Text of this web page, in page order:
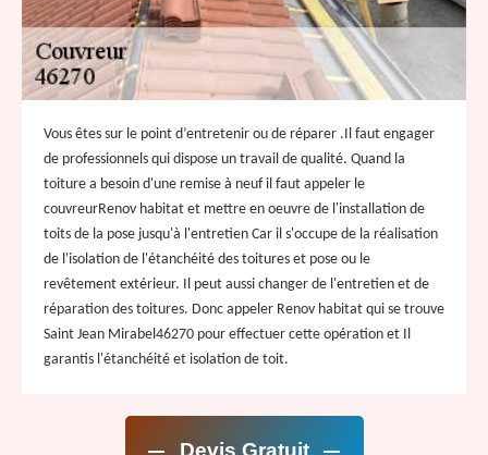
Vous êtes sur le point d’entretenir ou de réparer .Il faut engager
de professionnels qui dispose un travail de qualité. Quand la
toiture a besoin d'une remise à neuf il faut appeler le
couvreurRenov habitat et mettre en oeuvre de l'installation de
toits de la pose jusqu'à l'entretien Car il s'occupe de la réalisation
de l'isolation de l'étanchéité des toitures et pose ou le
revêtement extérieur. Il peut aussi changer de l'entretien et de
réparation des toitures. Donc appeler Renov habitat qui se trouve
Saint Jean Mirabel46270 pour effectuer cette opération et Il
garantis l'étanchéité et isolation de toit.
Devis Gratuit